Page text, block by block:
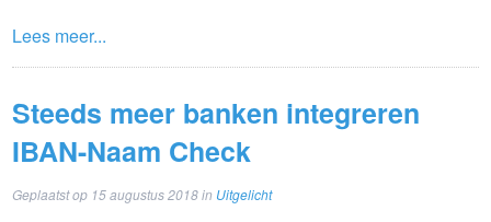
Lees meer...
Steeds meer banken integreren
IBAN-Naam Check
Geplaatst op 15 augustus 2018in Uitgelicht